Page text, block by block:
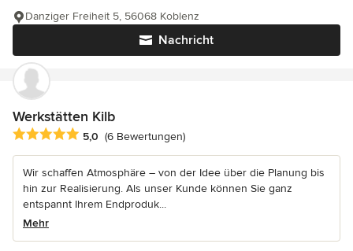
Nachricht
Danziger Freiheit 5, 56068 Koblenz
Werkstätten Kilb
Durchschnittliche Bewertung: 5 von 5 Sternen
5,0 (6 Bewertungen)
Wir schaffen Atmosphäre – von der Idee über die Planung bis
hin zur Realisierung. Als unser Kunde können Sie ganz
entspannt Ihrem Endproduk...
Mehr